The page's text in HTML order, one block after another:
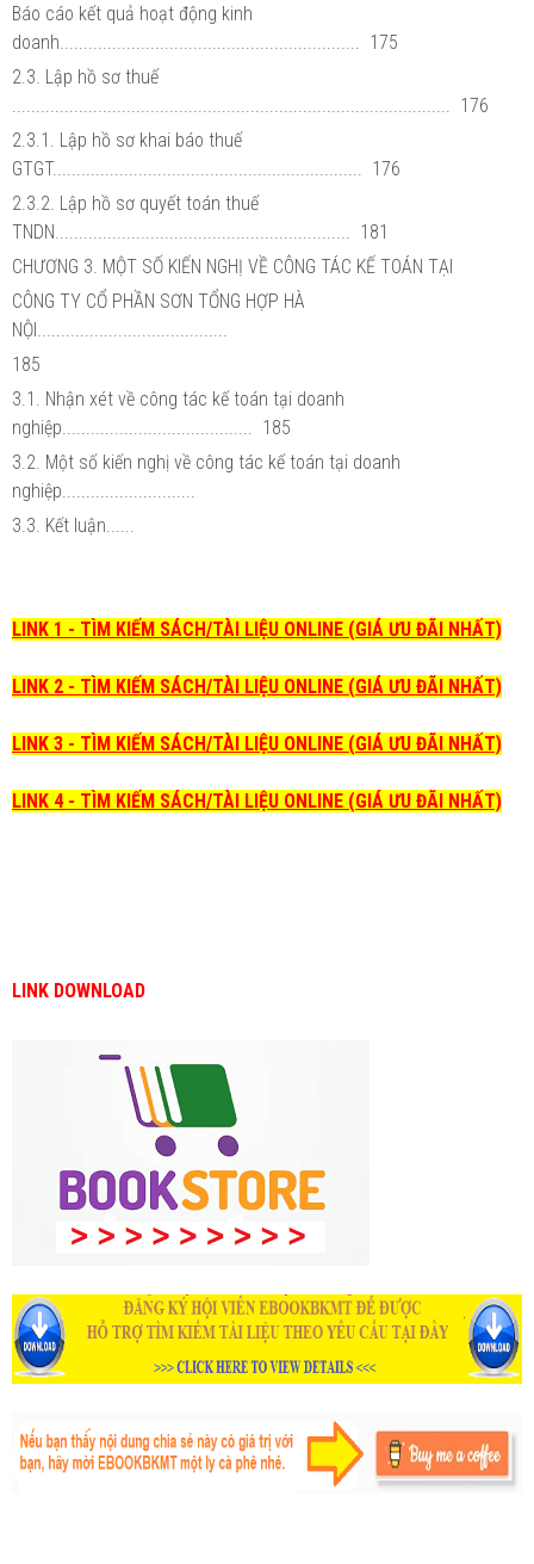
Báo cáo kết quả hoạt động kinh
doanh............................................................... 175
2.3. Lập hồ sơ thuế
............................................................................................ 176
2.3.1. Lập hồ sơ khai báo thuế
GTGT................................................................. 176
2.3.2. Lập hồ sơ quyết toán thuế
TNDN.............................................................. 181
CHƯƠNG 3. MỘT SỐ KIẾN NGHỊ VỀ CÔNG TÁC KẾ TOÁN TẠI
CÔNG TY CỔ PHẦN SƠN TỔNG HỢP HÀ
NỘI........................................
185
3.1. Nhận xét về công tác kế toán tại doanh
nghiệp........................................ 185
3.2. Một số kiến nghị về công tác kế toán tại doanh
nghiệp............................
3.3. Kết luận......
LINK 1 - TÌM KIẾM SÁCH/TÀI LIỆU ONLINE (GIÁ ƯU ĐÃI NHẤT)
LINK 2 - TÌM KIẾM SÁCH/TÀI LIỆU ONLINE (GIÁ ƯU ĐÃI NHẤT)
LINK 3 - TÌM KIẾM SÁCH/TÀI LIỆU ONLINE (GIÁ ƯU ĐÃI NHẤT)
LINK 4 - TÌM KIẾM SÁCH/TÀI LIỆU ONLINE (GIÁ ƯU ĐÃI NHẤT)
LINK DOWNLOAD